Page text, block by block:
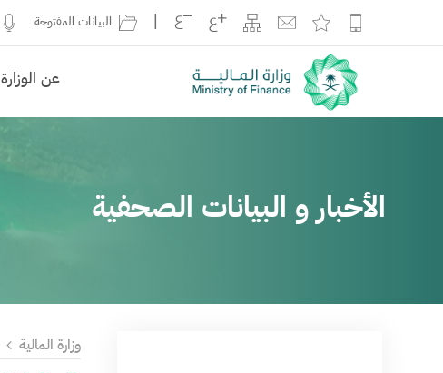
البيانات المفتوحة
عن الوزارة
الأخبار و البيانات الصحفية
وزارة المالية